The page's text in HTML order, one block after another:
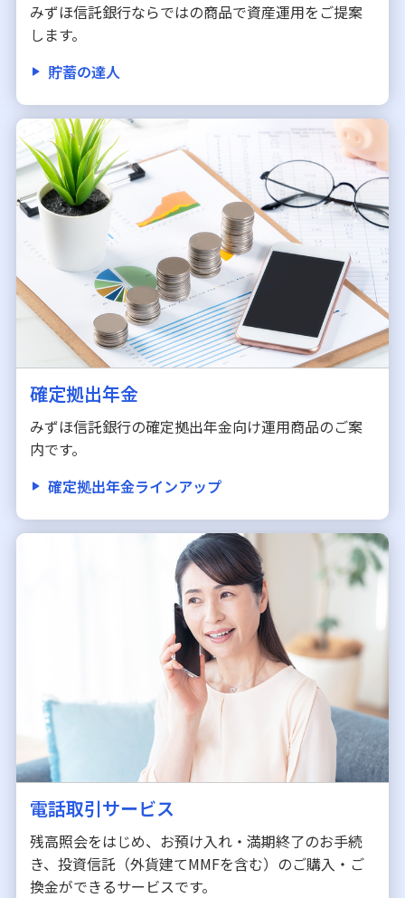
みずほ信託銀行ならではの商品で資産運用をご提案
します。
貯蓄の達人
確定拠出年金
みずほ信託銀行の確定拠出年金向け運用商品のご案
内です。
確定拠出年金ラインアップ
電話取引サービス
残高照会をはじめ、お預け入れ・満期終了のお手続
き、投資信託（外貨建てMMFを含む）のご購入・ご
換金ができるサービスです。